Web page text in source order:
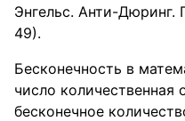
Энгельс. Анти-Дюринг.
49).
Бесконечность в
число количественная
бесконечное